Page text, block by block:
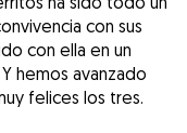
con sus
con ella en un
hemos avanzado
felices los tres.